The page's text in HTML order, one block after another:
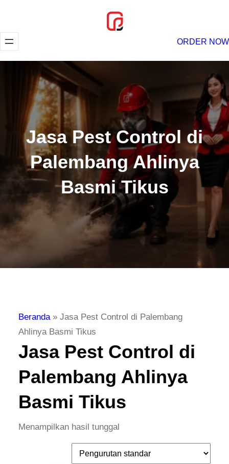
konten
ORDER NOW
Jasa Pest Control di
Palembang Ahlinya
Basmi Tikus
Beranda» Jasa Pest Control di Palembang
Ahlinya Basmi Tikus
Jasa Pest Control di
Palembang Ahlinya
Basmi Tikus
Menampilkan hasil tunggal